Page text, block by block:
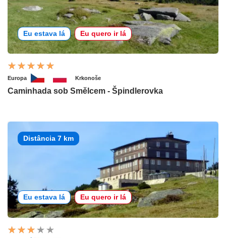
Eu estava lá Eu quero ir lá
Europa Krkonoše
Caminhada sob Smělcem - Špindlerovka
Distância 7 km
Eu estava lá Eu quero ir lá